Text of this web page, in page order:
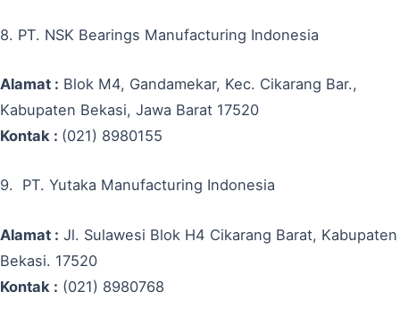
8. PT. NSK Bearings Manufacturing Indonesia
Alamat : Blok M4, Gandamekar, Kec. Cikarang Bar.,
Kabupaten Bekasi, Jawa Barat 17520
Kontak : (021) 8980155
9. PT. Yutaka Manufacturing Indonesia
Alamat : Jl. Sulawesi Blok H4 Cikarang Barat, Kabupaten
Bekasi. 17520
Kontak : (021) 8980768